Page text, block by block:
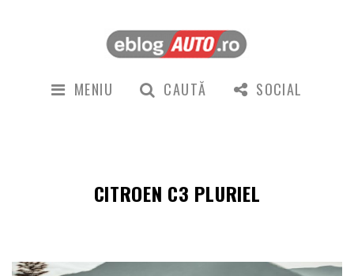
MENIU CAUTĂ SOCIAL
CITROEN C3 PLURIEL